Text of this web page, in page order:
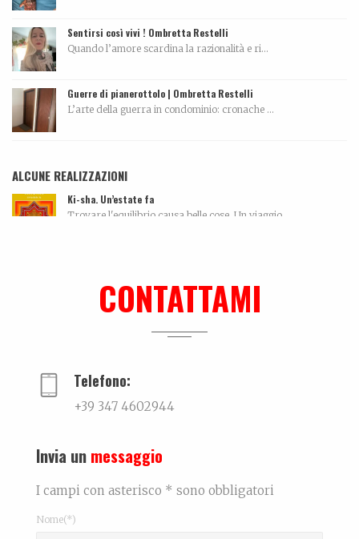
Sentirsi così vivi ! Ombretta Restelli
Quando l’amore scardina la razionalità e ri...
Guerre di pianerottolo | Ombretta Restelli
L’arte della guerra in condominio: cronache ...
ALCUNE REALIZZAZIONI
Ki-sha. Un’estate fa
Trovare l'equilibrio causa belle cose. Un viaggio...
La biografia di Bicio, l'antidepressivo natura...
CONTATTAMI
Telefono:
+39 347 4602944
Invia un messaggio
I campi con asterisco * sono obbligatori
Nome(*)